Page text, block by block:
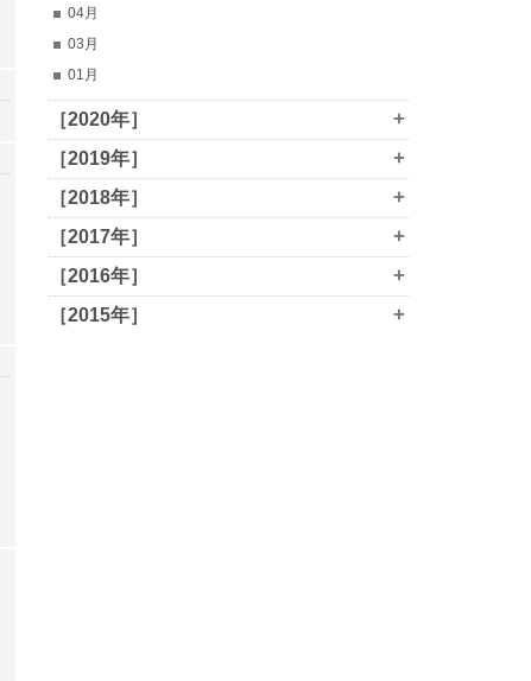
04月
03月
01月
［2020年］ +
［2019年］ +
［2018年］ +
［2017年］ +
［2016年］ +
［2015年］ +